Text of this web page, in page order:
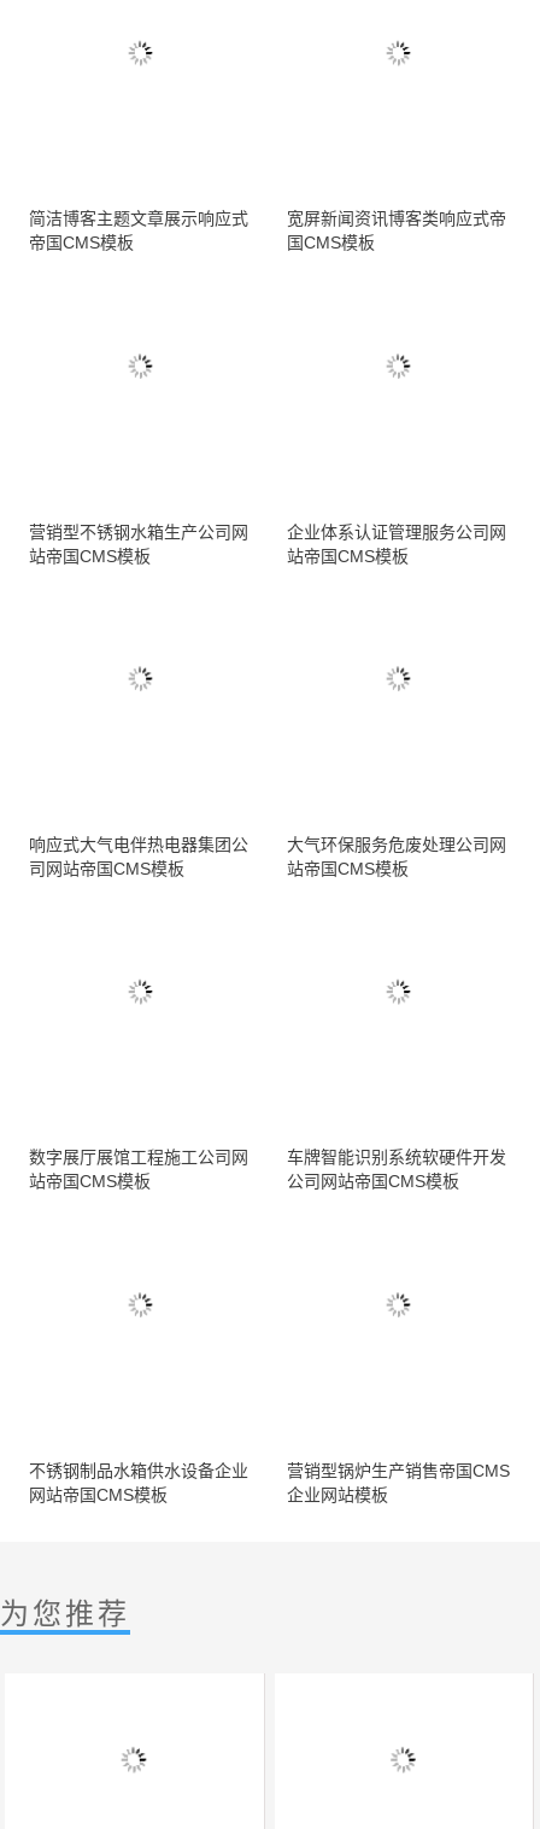
简洁博客主题文章展示响应式
帝国CMS模板
宽屏新闻资讯博客类响应式帝
国CMS模板
营销型不锈钢水箱生产公司网
站帝国CMS模板
企业体系认证管理服务公司网
站帝国CMS模板
响应式大气电伴热电器集团公
司网站帝国CMS模板
大气环保服务危废处理公司网
站帝国CMS模板
数字展厅展馆工程施工公司网
站帝国CMS模板
车牌智能识别系统软硬件开发
公司网站帝国CMS模板
不锈钢制品水箱供水设备企业
网站帝国CMS模板
营销型锅炉生产销售帝国CMS
企业网站模板
为您推荐